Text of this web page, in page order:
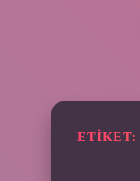
ETIKET: